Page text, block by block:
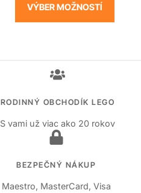
VÝBER MOŽNOSTÍ
RODINNÝ OBCHODÍK LEGO
S vami už viac ako 20 rokov
BEZPEČNÝ NÁKUP
Maestro, MasterCard, Visa